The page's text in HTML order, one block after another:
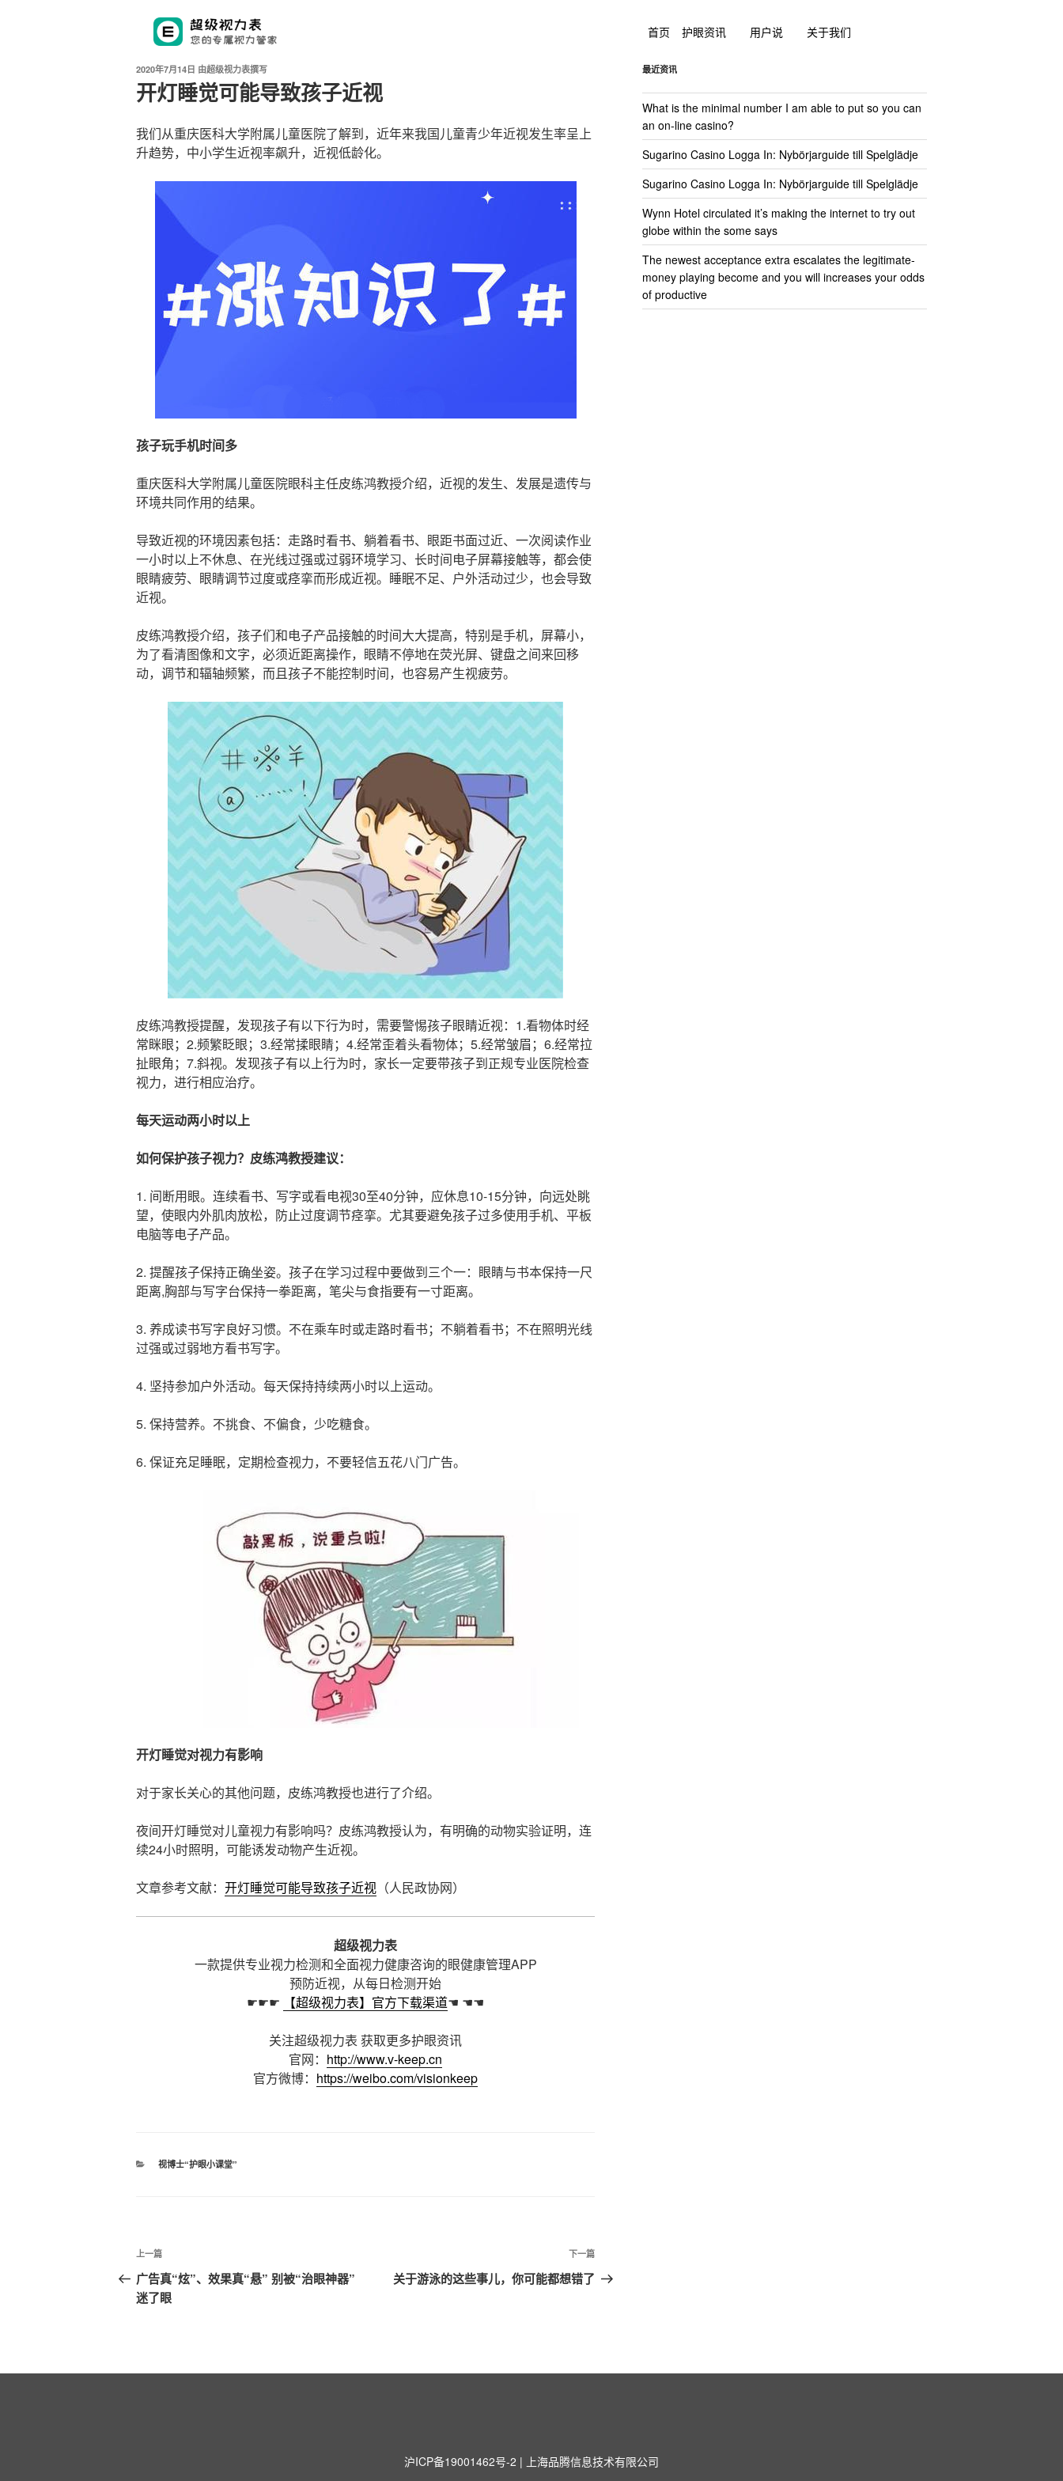
首页 护眼资讯 用户说 关于我们
发
布
于
2020年7月14日 由超级视力表撰写
开灯睡觉可能导致孩子近视
我们从重庆医科大学附属儿童医院了解到，近年来我国儿童青少年近视发生率呈上
升趋势，中小学生近视率飙升，近视低龄化。
孩子玩手机时间多
重庆医科大学附属儿童医院眼科主任皮练鸿教授介绍，近视的发生、发展是遗传与
环境共同作用的结果。
导致近视的环境因素包括：走路时看书、躺着看书、眼距书面过近、一次阅读作业
一小时以上不休息、在光线过强或过弱环境学习、长时间电子屏幕接触等，都会使
眼睛疲劳、眼睛调节过度或痉挛而形成近视。睡眠不足、户外活动过少，也会导致
近视。
皮练鸿教授介绍，孩子们和电子产品接触的时间大大提高，特别是手机，屏幕小，
为了看清图像和文字，必须近距离操作，眼睛不停地在荧光屏、键盘之间来回移
动，调节和辐轴频繁，而且孩子不能控制时间，也容易产生视疲劳。
皮练鸿教授提醒，发现孩子有以下行为时，需要警惕孩子眼睛近视：1.看物体时经
常眯眼；2.频繁眨眼；3.经常揉眼睛；4.经常歪着头看物体；5.经常皱眉；6.经常拉
扯眼角；7.斜视。发现孩子有以上行为时，家长一定要带孩子到正规专业医院检查
视力，进行相应治疗。
每天运动两小时以上
如何保护孩子视力？皮练鸿教授建议：
1. 间断用眼。连续看书、写字或看电视30至40分钟，应休息10-15分钟，向远处眺
望，使眼内外肌肉放松，防止过度调节痉挛。尤其要避免孩子过多使用手机、平板
电脑等电子产品。
2. 提醒孩子保持正确坐姿。孩子在学习过程中要做到三个一：眼睛与书本保持一尺
距离,胸部与写字台保持一拳距离，笔尖与食指要有一寸距离。
3. 养成读书写字良好习惯。不在乘车时或走路时看书；不躺着看书；不在照明光线
过强或过弱地方看书写字。
4. 坚持参加户外活动。每天保持持续两小时以上运动。
5. 保持营养。不挑食、不偏食，少吃糖食。
6. 保证充足睡眠，定期检查视力，不要轻信五花八门广告。
开灯睡觉对视力有影响
对于家长关心的其他问题，皮练鸿教授也进行了介绍。
夜间开灯睡觉对儿童视力有影响吗？皮练鸿教授认为，有明确的动物实验证明，连
续24小时照明，可能诱发动物产生近视。
文章参考文献： 开灯睡觉可能导致孩子近视 （人民政协网）
超级视力表
一款提供专业视力检测和全面视力健康咨询的眼健康管理APP
预防近视，从每日检测开始
☛☛☛
【超级视力表】官方下载渠道☚ ☚☚
关注超级视力表 获取更多护眼资讯
官网： http://www.v-keep.cn
官方微博： https://weibo.com/visionkeep
分
视博士“护眼小课堂”
文
章
导
上
一
篇
上一篇
广告真“炫”、效果真“悬” 别被“治眼神器”
迷了眼
一
下一篇
关于游泳的这些事儿，你可能都想错了
最近资讯
What is the minimal number I am able to put so you can
an on-line casino?
Sugarino Casino Logga In: Nybörjarguide till Spelglädje
Sugarino Casino Logga In: Nybörjarguide till Spelglädje
Wynn Hotel circulated it’s making the internet to try out
globe within the some says
The newest acceptance extra escalates the legitimate-
money playing become and you will increases your odds
of productive
沪ICP备19001462号-2 | 上海品腾信息技术有限公司